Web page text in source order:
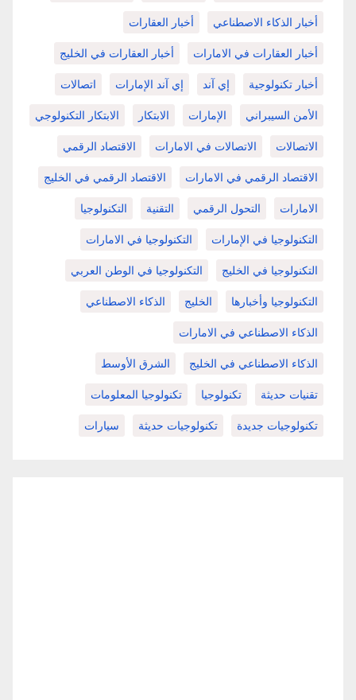
أخبار الذكاء الاصطناعي أخبار العقارات
أخبار العقارات في الامارات أخبار العقارات في الخليج
أخبار تكنولوجية إي آند إي آند الإمارات اتصالات
الأمن السيبراني الإمارات الابتكار الابتكار التكنولوجي
الاتصالات الاتصالات في الامارات الاقتصاد الرقمي
الاقتصاد الرقمي في الامارات الاقتصاد الرقمي في الخليج
الامارات التحول الرقمي التقنية التكنولوجيا
التكنولوجيا في الإمارات التكنولوجيا في الامارات
التكنولوجيا في الخليج التكنولوجيا في الوطن العربي
التكنولوجيا وأخبارها الخليج الذكاء الاصطناعي
الذكاء الاصطناعي في الامارات
الذكاء الاصطناعي في الخليج الشرق الأوسط
تقنيات حديثة تكنولوجيا تكنولوجيا المعلومات
تكنولوجيات جديدة تكنولوجيات حديثة سيارات